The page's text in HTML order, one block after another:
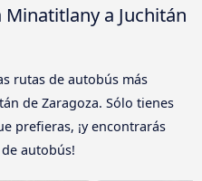
a Juchitán
rutas de autobús más
de Zaragoza. Sólo tienes
prefieras, ¡y encontrarás
autobús!